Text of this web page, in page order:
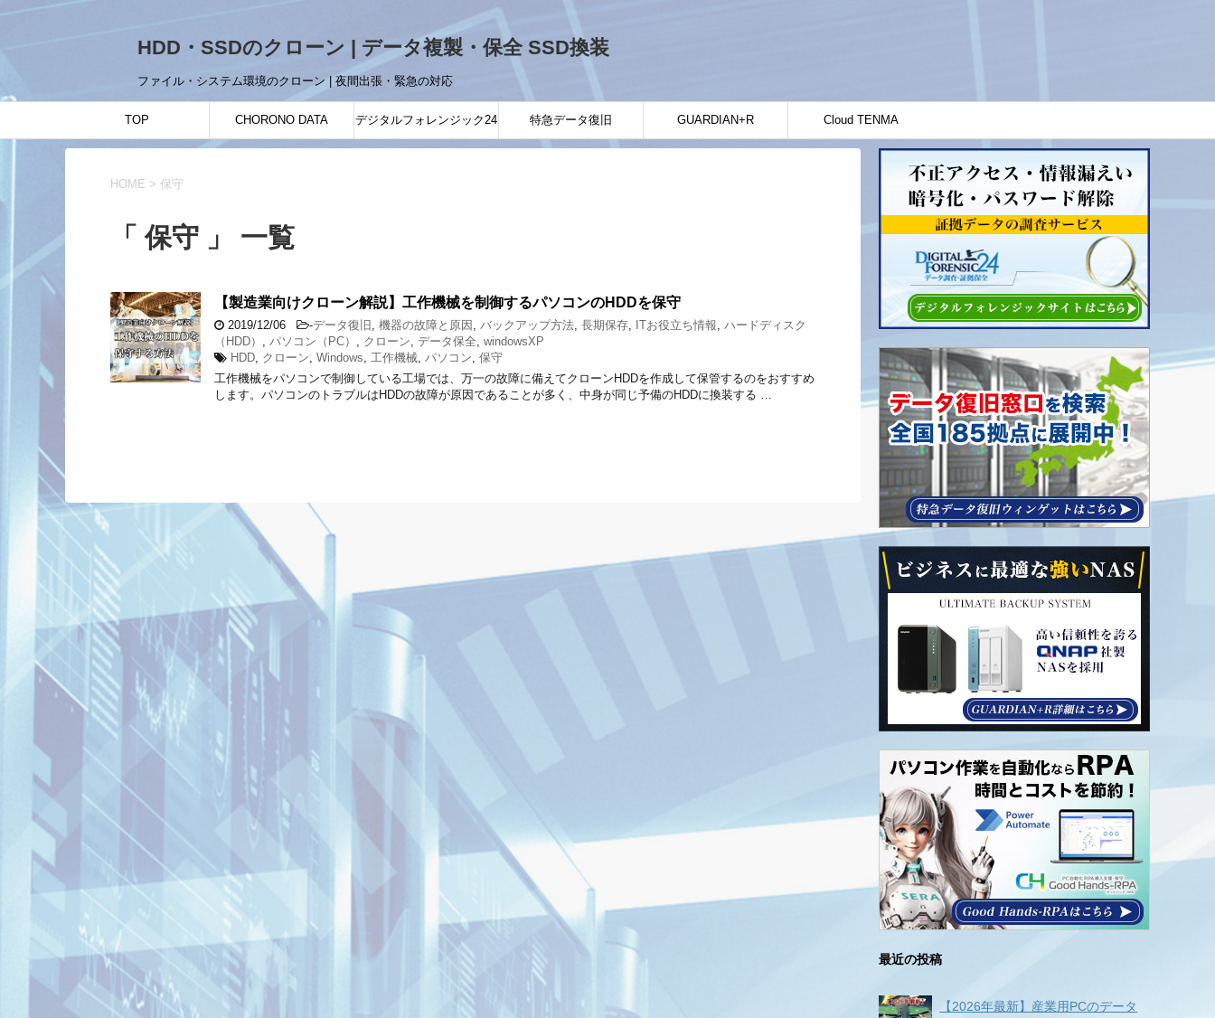
HDD・SSDのクローン | データ複製・保全 SSD換装
ファイル・システム環境のクローン | 夜間出張・緊急の対応
TOP CHORONO DATA デジタルフォレンジック24 特急データ復旧 GUARDIAN+R Cloud TENMA
HOME > 保守
「 保守 」 一覧
【製造業向けクローン解説】工作機械を制御するパソコンのHDDを保守
2019/12/06 -データ復旧 , 機器の故障と原因 , バックアップ方法, 長期保存, ITお役立ち情報, ハードディスク
（HDD） , パソコン（PC） , クローン, データ保全, windowsXP
HDD, クローン, Windows, 工作機械, パソコン, 保守
工作機械をパソコンで制御している工場では、万一の故障に備えてクローンHDDを作成して保管するのをおすすめ
します。パソコンのトラブルはHDDの故障が原因であることが多く、中身が同じ予備のHDDに換装する …
最近の投稿
【2026年最新】産業用PCのデータ